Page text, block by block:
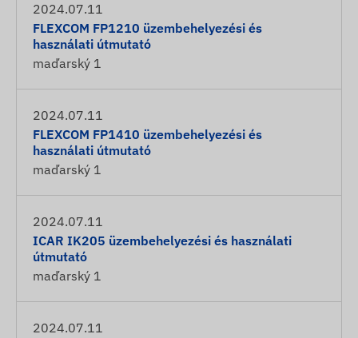
2024.07.11
FLEXCOM FP1210 üzembehelyezési és
használati útmutató
maďarský 1
2024.07.11
FLEXCOM FP1410 üzembehelyezési és
használati útmutató
maďarský 1
2024.07.11
ICAR IK205 üzembehelyezési és használati
útmutató
maďarský 1
2024.07.11